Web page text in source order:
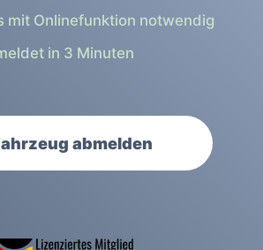
mit Onlinefunktion notwendig
in 3 Minuten
abmelden